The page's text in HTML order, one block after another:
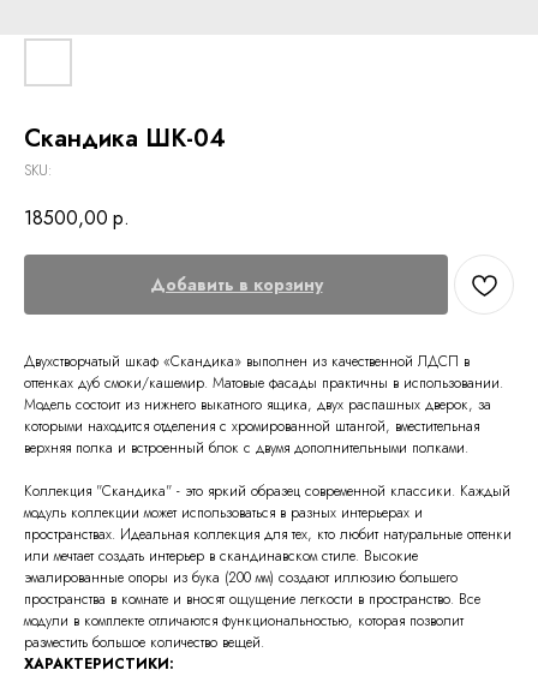
Скандика ШК-04
SKU:
18500,00 р.
Добавить в корзину
Двухстворчатый шкаф «Скандика» выполнен из качественной ЛДСП в
оттенках дуб смоки/кашемир. Матовые фасады практичны в использовании.
Модель состоит из нижнего выкатного ящика, двух распашных дверок, за
которыми находится отделения с хромированной штангой, вместительная
верхняя полка и встроенный блок с двумя дополнительными полками.
Коллекция "Скандика" - это яркий образец современной классики. Каждый
модуль коллекции может использоваться в разных интерьерах и
пространствах. Идеальная коллекция для тех, кто любит натуральные оттенки
или мечтает создать интерьер в скандинавском стиле. Высокие
эмалированные опоры из бука (200 мм) создают иллюзию большего
пространства в комнате и вносят ощущение легкости в пространство. Все
модули в комплекте отличаются функциональностью, которая позволит
разместить большое количество вещей.
ХАРАКТЕРИСТИКИ: